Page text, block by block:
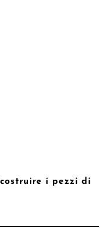
i pezzi di